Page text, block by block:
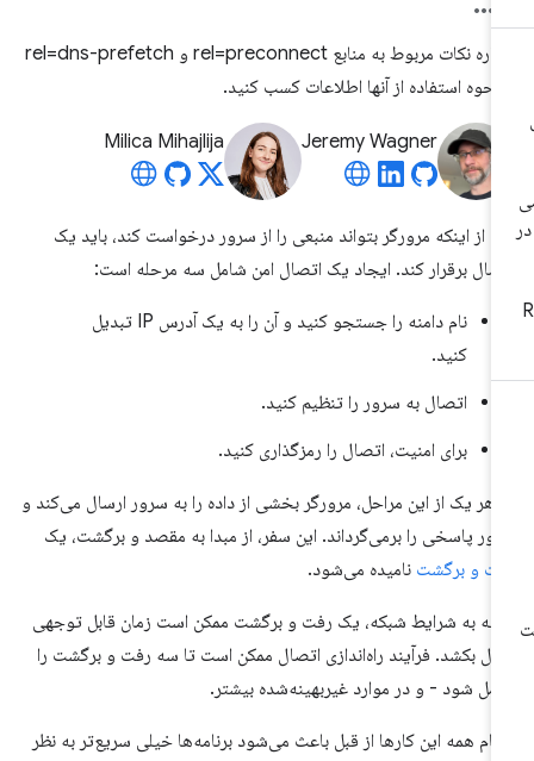
درباره نکات مربوط به منابع rel=preconnect و rel=dns-prefetch
استفاده از آنها اطلاعات کسب کنید.
Jeremy Wagner
Milica Mihajlija
از اینکه مرورگر بتواند منبعی را از سرور درخواست کند، باید یک
برقرار کند. ایجاد یک اتصال امن شامل سه مرحله است:
نام دامنه را جستجو کنید و آن را به یک آدرس IP تبدیل
کنید.
اتصال به سرور را تنظیم کنید.
برای امنیت، اتصال را رمزگذاری کنید.
هر یک از این مراحل، مرورگر بخشی از داده را به سرور ارسال می‌کند و
پاسخی را برمی‌گرداند. این سفر، از مبدا به مقصد و برگشت، یک
و برگشتنامیده می‌شود.
به شرایط شبکه، یک رفت و برگشت ممکن است زمان قابل توجهی
بکشد. فرآیند راه‌اندازی اتصال ممکن است تا سه رفت و برگشت را
شود - و در موارد غیربهینه‌شده بیشتر.
همه این کارها از قبل باعث می‌شود برنامه‌ها خیلی سریع‌تر به نظر